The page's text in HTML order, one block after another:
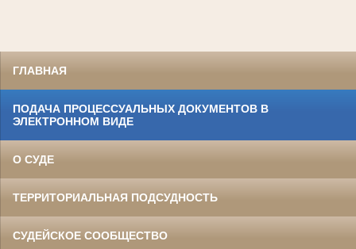
ГЛАВНАЯ
ПОДАЧА ПРОЦЕССУАЛЬНЫХ ДОКУМЕНТОВ В
ЭЛЕКТРОННОМ ВИДЕ
О СУДЕ
ТЕРРИТОРИАЛЬНАЯ ПОДСУДНОСТЬ
СУДЕЙСКОЕ СООБЩЕСТВО